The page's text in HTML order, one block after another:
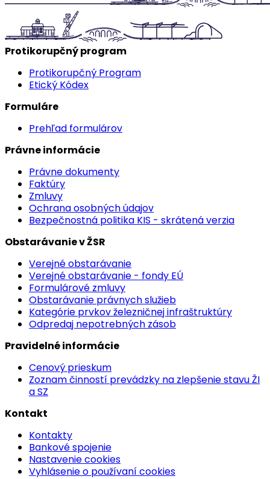
Protikorupčný program
Protikorupčný Program
Etický Kódex
Formuláre
Prehľad formulárov
Právne informácie
Právne dokumenty
Faktúry
Zmluvy
Ochrana osobných údajov
Bezpečnostná politika KIS - skrátená verzia
Obstarávanie v ŽSR
Verejné obstarávanie
Verejné obstarávanie - fondy EÚ
Formulárové zmluvy
Obstarávanie právnych služieb
Kategórie prvkov železničnej infraštruktúry
Odpredaj nepotrebných zásob
Pravidelné informácie
Cenový prieskum
Zoznam činností prevádzky na zlepšenie stavu ŽI
a SZ
Kontakt
Kontakty
Bankové spojenie
Nastavenie cookies
Vyhlásenie o používaní cookies